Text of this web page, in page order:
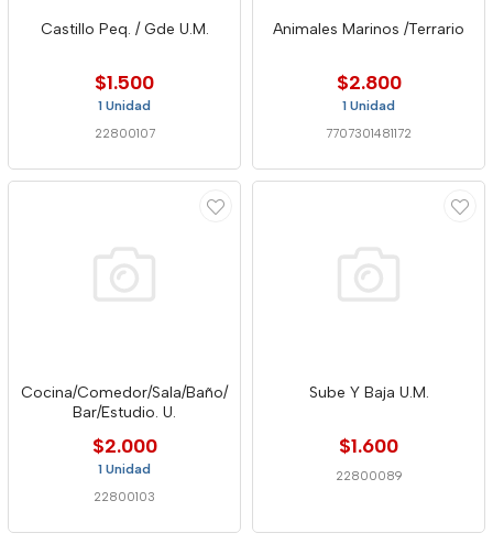
Castillo Peq. / Gde U.M.
$1.500
1 Unidad
22800107
Animales Marinos /Terrario
$2.800
1 Unidad
7707301481172
Cocina/Comedor/Sala/Baño/
Bar/Estudio. U.
$2.000
1 Unidad
22800103
Sube Y Baja U.M.
$1.600
22800089